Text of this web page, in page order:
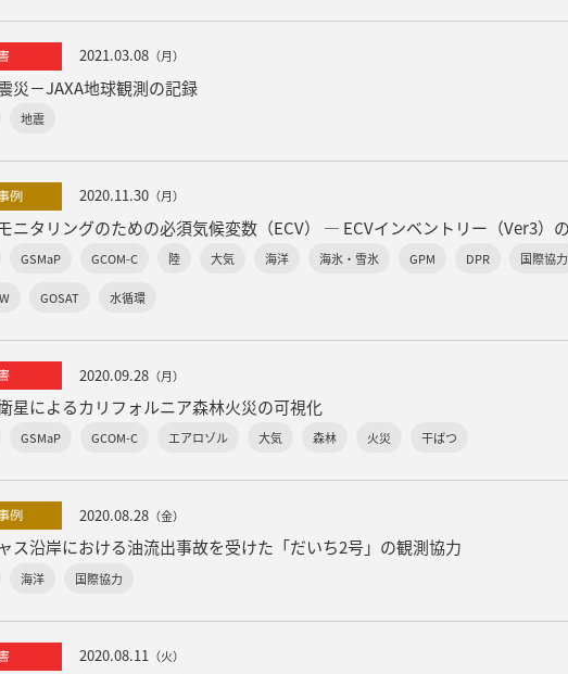
2021.03.08 （月）
災－JAXA地球観測の記録
地震
例 2020.11.30 （月）
GSMaP GCOM-C 陸 大気 海洋 海氷・雪氷 GPM DPR 国際協力
GOSAT 水循環
2020.09.28 （月）
星によるカリフォルニア森林火災の可視化
GSMaP GCOM-C エアロゾル 大気 森林 火災 干ばつ
例 2020.08.28 （金）
ス沿岸における油流出事故を受けた「だいち2号」の観測協力
海洋 国際協力
2020.08.11 （火）